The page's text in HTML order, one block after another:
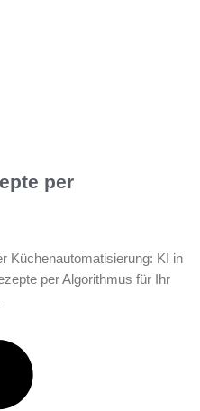
per
Küchenautomatisierung: KI in
per Algorithmus für Ihr